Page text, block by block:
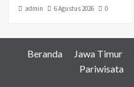
admin 6 Agustus 2026 0
Beranda Jawa Timur
Pariwisata